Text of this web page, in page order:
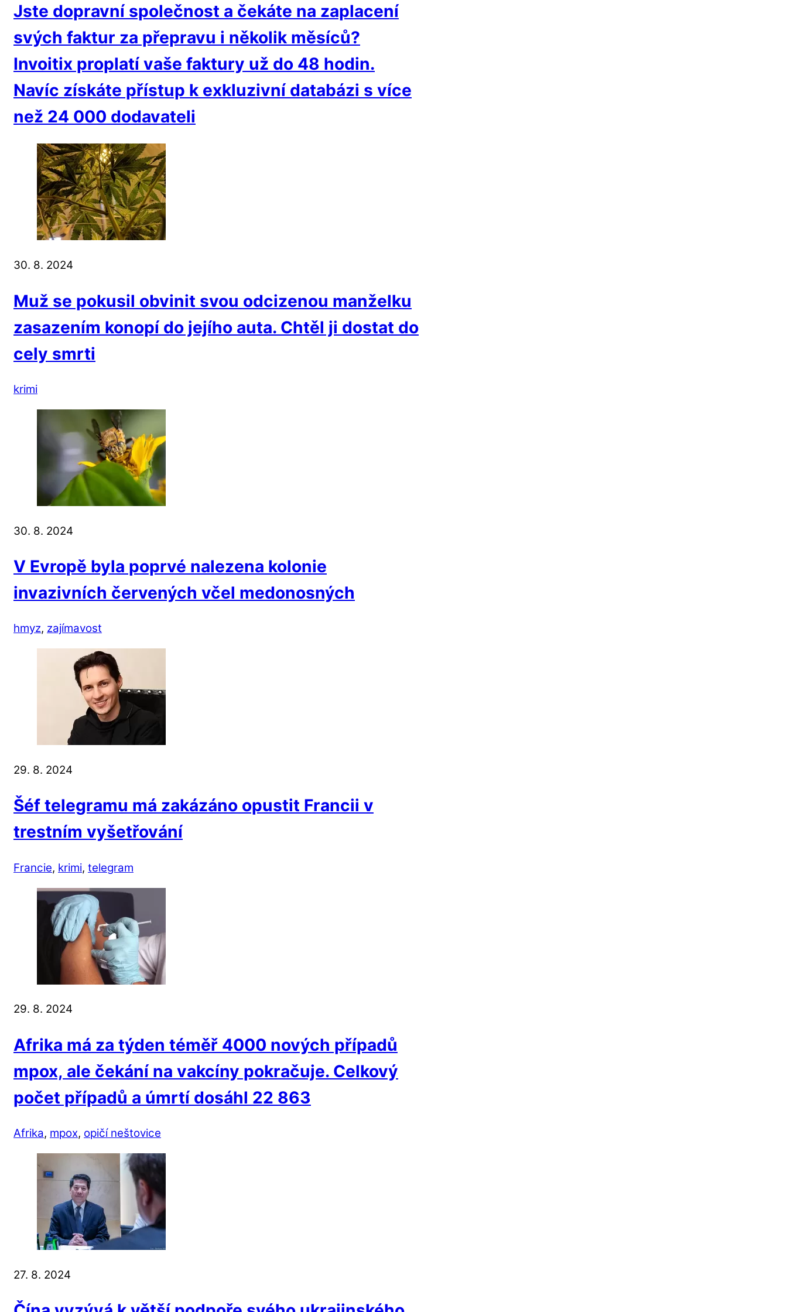
Jste dopravní společnost a čekáte na zaplacení
svých faktur za přepravu i několik měsíců?
Invoitix proplatí vaše faktury už do 48 hodin.
Navíc získáte přístup k exkluzivní databázi s více
než 24 000 dodavateli
30. 8. 2024
Muž se pokusil obvinit svou odcizenou manželku
zasazením konopí do jejího auta. Chtěl ji dostat do
cely smrti
krimi
30. 8. 2024
V Evropě byla poprvé nalezena kolonie
invazivních červených včel medonosných
hmyz, zajímavost
29. 8. 2024
Šéf telegramu má zakázáno opustit Francii v
trestním vyšetřování
Francie, krimi, telegram
29. 8. 2024
Afrika má za týden téměř 4000 nových případů
mpox, ale čekání na vakcíny pokračuje. Celkový
počet případů a úmrtí dosáhl 22 863
Afrika, mpox, opičí neštovice
27. 8. 2024